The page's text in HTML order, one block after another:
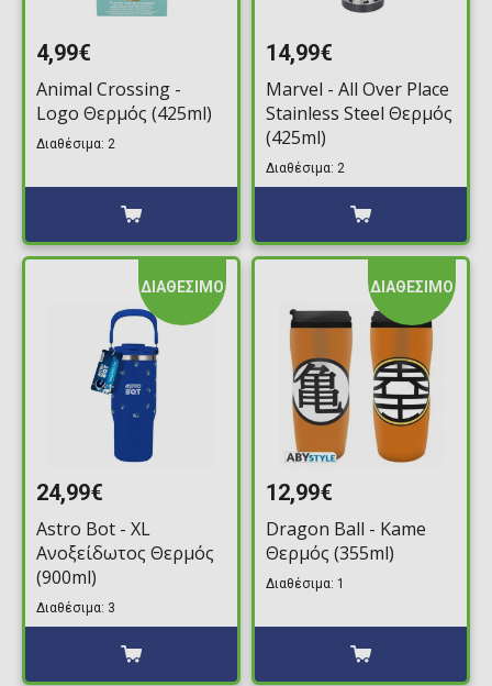
4,99€
Animal Crossing -
Logo Θερμός (425ml)
Διαθέσιμα: 2
14,99€
Marvel - All Over Place
Stainless Steel Θερμός
(425ml)
Διαθέσιμα: 2
ΔΙΑΘΕΣΙΜΟ
24,99€
Astro Bot - XL
Ανοξείδωτος Θερμός
(900ml)
Διαθέσιμα: 3
ΔΙΑΘΕΣΙΜΟ
12,99€
Dragon Ball - Kame
Θερμός (355ml)
Διαθέσιμα: 1